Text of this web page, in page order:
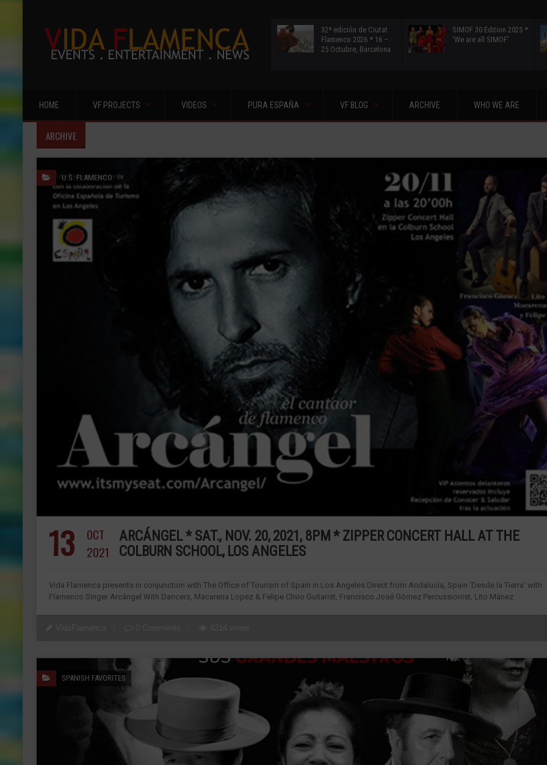
32ª edición de Ciutat
Flamenco 2026 * 16 –
25 Octubre, Barcelona
SIMOF 30 Edition 2025 *
‘We are all SIMOF’
HOME VF PROJECTS VIDEOS PURA ESPAÑA VF BLOG ARCHIVE WHO WE ARE
ARCHIVE
U.S. FLAMENCO
13
OCT
2021
ARCÁNGEL * SAT., NOV. 20, 2021, 8PM * ZIPPER CONCERT HALL AT THE
COLBURN SCHOOL, LOS ANGELES
Vida Flamenca presents in conjunction with The Office of Tourism of Spain in Los Angeles Direct from Andalucía, Spain ‘Desde la Tierra’ with
Flamenco Singer Arcángel With Dancers, Macarena Lopez & Felipe Clivio Guitarist, Francisco José Gómez Percussionist, Lito Mánez
SPANISH FAVORITES